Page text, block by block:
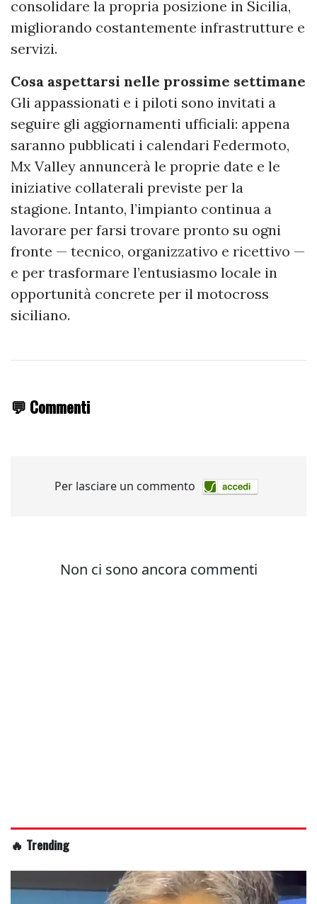
consolidare la propria posizione in Sicilia,
migliorando costantemente infrastrutture e
servizi.
Cosa aspettarsi nelle prossime settimane
Gli appassionati e i piloti sono invitati a
seguire gli aggiornamenti ufficiali: appena
saranno pubblicati i calendari Federmoto,
Mx Valley annuncerà le proprie date e le
iniziative collaterali previste per la
stagione. Intanto, l’impianto continua a
lavorare per farsi trovare pronto su ogni
fronte — tecnico, organizzativo e ricettivo —
e per trasformare l’entusiasmo locale in
opportunità concrete per il motocross
siciliano.
💬 Commenti
🔥 Trending